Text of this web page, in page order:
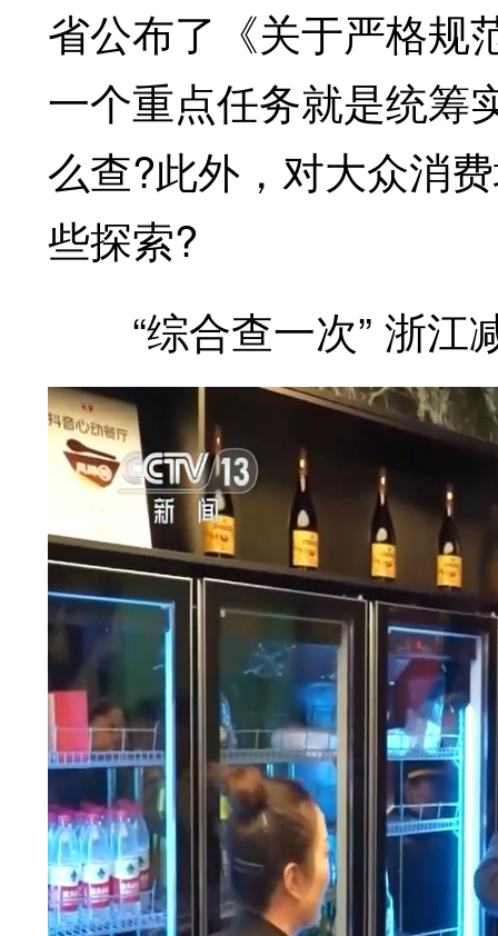
省公布了《关于严格规
一个重点任务就是统筹
么查?此外，对大众消
些探索?
“综合查一次” 浙江